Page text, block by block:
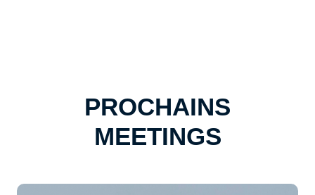
PROCHAINS
MEETINGS